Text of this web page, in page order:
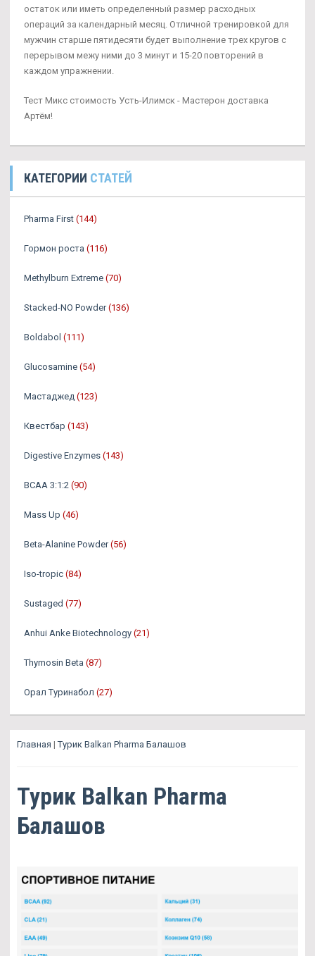
остаток или иметь определенный размер расходных
операций за календарный месяц. Отличной тренировкой для
мужчин старше пятидесяти будет выполнение трех кругов с
перерывом межу ними до 3 минут и 15-20 повторений в
каждом упражнении.
Тест Микс стоимость Усть-Илимск - Мастерон доставка
Артём!
КАТЕГОРИИ СТАТЕЙ
Pharma First (144)
Гормон роста (116)
Methylburn Extreme (70)
Stacked-NO Powder (136)
Boldabol (111)
Glucosamine (54)
Мастаджед (123)
Квестбар (143)
Digestive Enzymes (143)
BCAA 3:1:2 (90)
Mass Up (46)
Beta-Alanine Powder (56)
Iso-tropic (84)
Sustaged (77)
Anhui Anke Biotechnology (21)
Thymosin Beta (87)
Орал Туринабол (27)
Главная |Турик Balkan Pharma Балашов
Турик Balkan Pharma
Балашов